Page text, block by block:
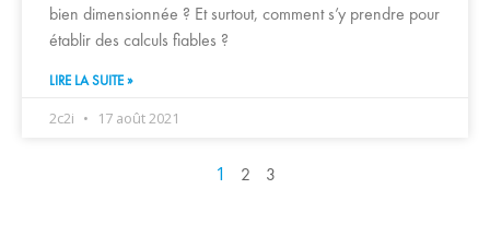
bien dimensionnée ? Et surtout, comment s’y prendre pour
établir des calculs fiables ?
LIRE LA SUITE »
2c2i 17 août 2021
1 2 3